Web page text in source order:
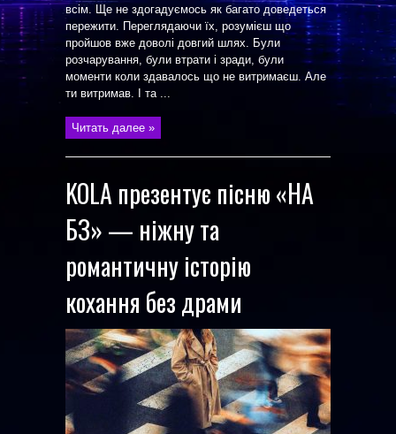
всім. Ще не здогадуємось як багато доведеться
пережити. Переглядаючи їх, розумієш що
пройшов вже доволі довгий шлях. Були
розчарування, були втрати і зради, були
моменти коли здавалось що не витримаєш. Але
ти витримав. І та ...
Читать далее »
KOLA презентує пісню «НА
БЗ» — ніжну та
романтичну історію
кохання без драми